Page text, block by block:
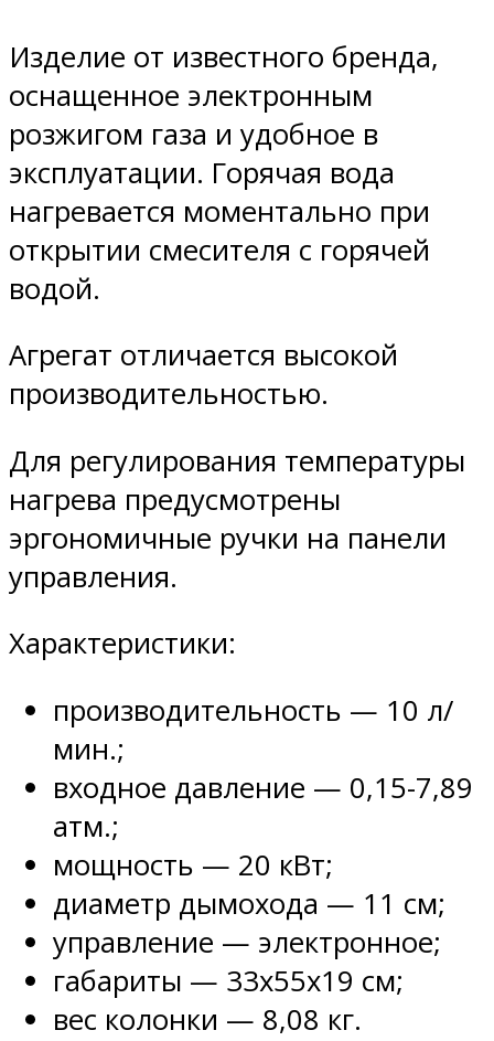
Изделие от известного бренда,
оснащенное электронным
розжигом газа и удобное в
эксплуатации. Горячая вода
нагревается моментально при
открытии смесителя с горячей
водой.
Агрегат отличается высокой
производительностью.
Для регулирования температуры
нагрева предусмотрены
эргономичные ручки на панели
управления.
Характеристики:
производительность — 10 л/
мин.;
входное давление — 0,15-7,89
атм.;
мощность — 20 кВт;
диаметр дымохода — 11 см;
управление — электронное;
габариты — 33х55х19 см;
вес колонки — 8,08 кг.